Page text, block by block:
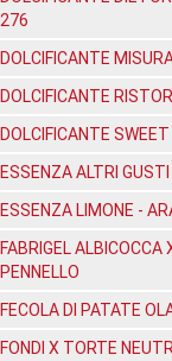
276
DOLCIFICANTE
DOLCIFICANTE
DOLCIFICANTE
ESSENZA ALTRI GUSTI
ESSENZA LIMONE -
FABRIGEL ALBICOCCA
PENNELLO
FECOLA DI PATATE
FONDI X TORTE